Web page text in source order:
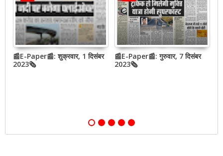
📰E-Paper📰: शुक्रवार, 1 दिसंबर
2023🗞
📰E-Paper📰: गुरुवार, 7 दिसंबर
2023🗞